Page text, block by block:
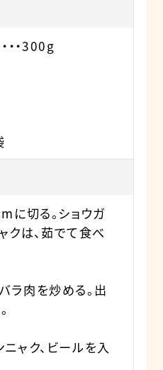
・・300g
切る。ショウガ
クは、茹でて食べ
ラ肉を炒める。出
ャク、ビールを入